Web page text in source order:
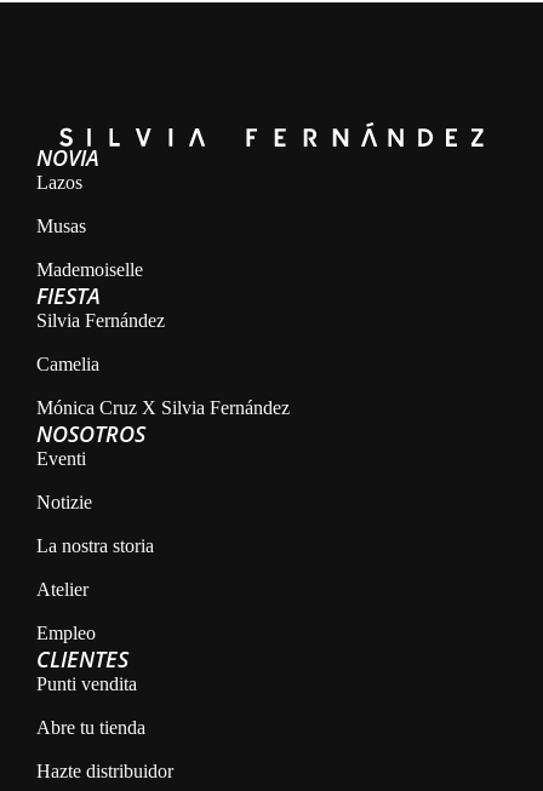
NOVIA
Lazos
Musas
Mademoiselle
FIESTA
Silvia Fernández
Camelia
Mónica Cruz X Silvia Fernández
NOSOTROS
Eventi
Notizie
La nostra storia
Atelier
Empleo
CLIENTES
Punti vendita
Abre tu tienda
Hazte distribuidor